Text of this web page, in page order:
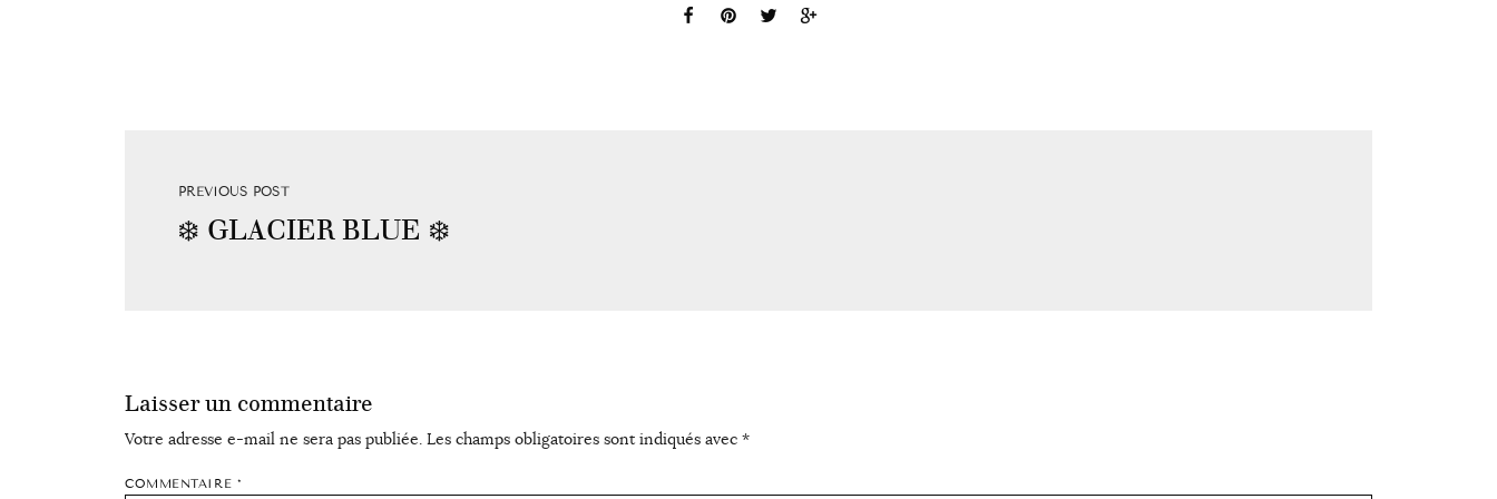
PREVIOUS POST
❄️ GLACIER BLUE ❄️
Laisser un commentaire
Votre adresse e-mail ne sera pas publiée. Les champs obligatoires sont indiqués avec *
COMMENTAIRE *